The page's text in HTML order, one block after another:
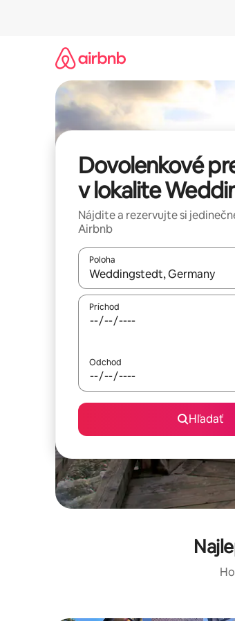
Dovolenkové
v lokalite
Nájdite a rezervujte si
Airbnb
Poloha
Keď budú výsledky k dispozícii,
Príchod
Odchod
Hľadať